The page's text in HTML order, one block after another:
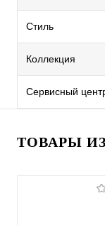
Стиль
Коллекция
Сервисный
ТОВАРЫ